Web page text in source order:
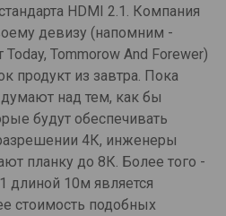
HDMI 2.1. Компания
девизу (напомним -
Tommorow And Forewer)
продукт из завтра. Пока
над тем, как бы
будут обеспечивать
4К, инженеры
планку до 8К. Более того -
длиной 10м является
стоимость подобных